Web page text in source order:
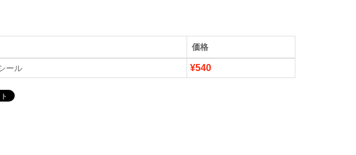
価格
ール ¥540